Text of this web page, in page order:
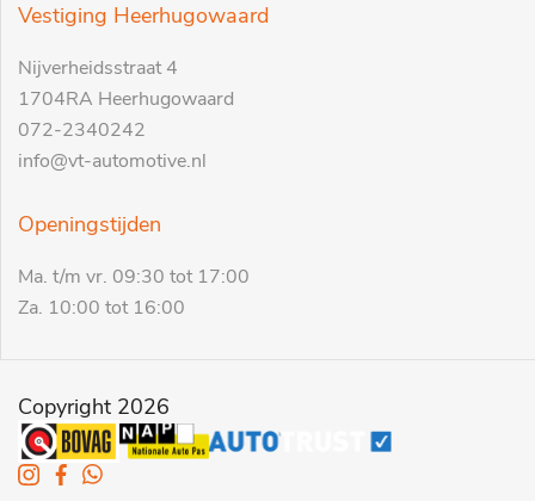
Vestiging Heerhugowaard
Nijverheidsstraat 4
1704RA Heerhugowaard
072-2340242
info@vt-automotive.nl
Openingstijden
Ma. t/m vr. 09:30 tot 17:00
Za. 10:00 tot 16:00
Copyright 2026